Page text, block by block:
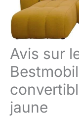
Avis sur
jaune